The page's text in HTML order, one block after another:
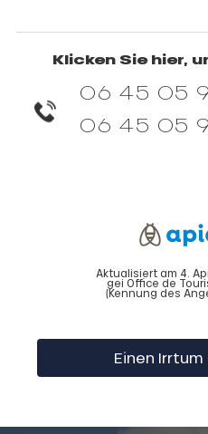
Klicken Sie hier,
06 45 05
06 45 05
Aktualisiert am 4.
gei Office de
(Kennung des
Einen